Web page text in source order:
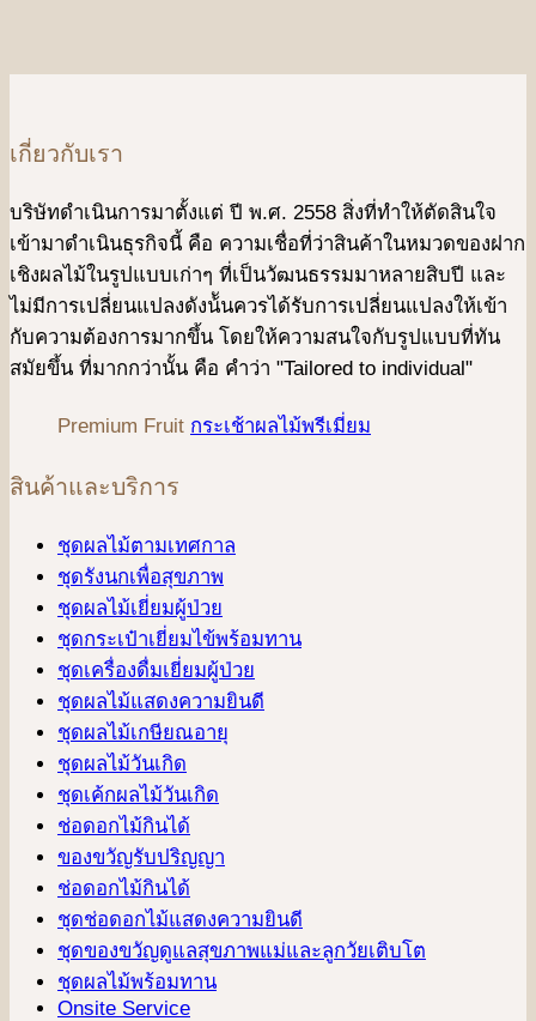
เกี่ยวกับเรา
บริษัทดําเนินการมาตั้งแต่ ปี พ.ศ. 2558 สิ่งที่ทำให้ตัดสินใจ
เข้ามาดําเนินธุรกิจนี้ คือ ความเชื่อที่ว่าสินค้าในหมวดของฝาก
เชิงผลไม้ในรูปแบบเก่าๆ ที่เป็นวัฒนธรรมมาหลายสิบปี และ
ไม่มีการเปลี่ยนแปลงดังน้ันควรได้รับการเปลี่ยนแปลงให้เข้า
กับความต้องการมากขึ้น โดยให้ความสนใจกับรูปแบบที่ทัน
สมัยขึ้น ที่มากกว่านั้น คือ คําว่า "Tailored to individual"
Premium Fruit กระเช้าผลไม้พรีเมี่ยม
สินค้าและบริการ
ชุดผลไม้ตามเทศกาล
ชุดรังนกเพื่อสุขภาพ
ชุดผลไม้เยี่ยมผู้ป่วย
ชุดกระเป๋าเยี่ยมไข้พร้อมทาน
ชุดเครื่องดื่มเยี่ยมผู้ป่วย
ชุดผลไม้แสดงความยินดี
ชุดผลไม้เกษียณอายุ
ชุดผลไม้วันเกิด
ชุดเค้กผลไม้วันเกิด
ช่อดอกไม้กินได้
ของขวัญรับปริญญา
ช่อดอกไม้กินได้
ชุดช่อดอกไม้แสดงความยินดี
ชุดของขวัญดูแลสุขภาพแม่และลูกวัยเติบโต
ชุดผลไม้พร้อมทาน
Onsite Service